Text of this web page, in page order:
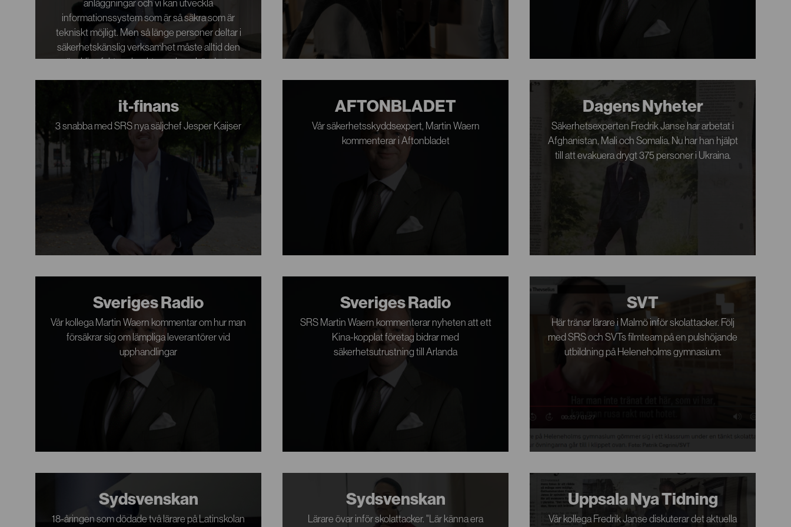
anläggningar och vi kan utveckla
informationssystem som är så säkra som är
tekniskt möjligt. Men så länge personer deltar i
säkerhetskänslig verksamhet måste alltid den
mänskliga faktorn beaktas och omhändertas.
it-finans
3 snabba med SRS nya säljchef Jesper Kaijser
AFTONBLADET
Vår säkerhetsskyddsexpert, Martin Waern
kommenterar i Aftonbladet
Dagens Nyheter
Säkerhetsexperten Fredrik Janse har arbetat i
Afghanistan, Mali och Somalia. Nu har han hjälpt
till att evakuera drygt 375 personer i Ukraina.
Sveriges Radio
Vår kollega Martin Waern kommentar om hur man
försäkrar sig om lämpliga leverantörer vid
upphandlingar
Sveriges Radio
SRS Martin Waern kommenterar nyheten att ett
Kina-kopplat företag bidrar med
säkerhetsutrustning till Arlanda
SVT
Här tränar lärare i Malmö inför skolattacker. Följ
med SRS och SVTs filmteam på en pulshöjande
utbildning på Heleneholms gymnasium.
Sydsvenskan
18-åringen som dödade två lärare på Latinskolan
Sydsvenskan
Lärare övar inför skolattacker. "Lär känna era
Uppsala Nya Tidning
Vår kollega Fredrik Janse diskuterar det aktuella